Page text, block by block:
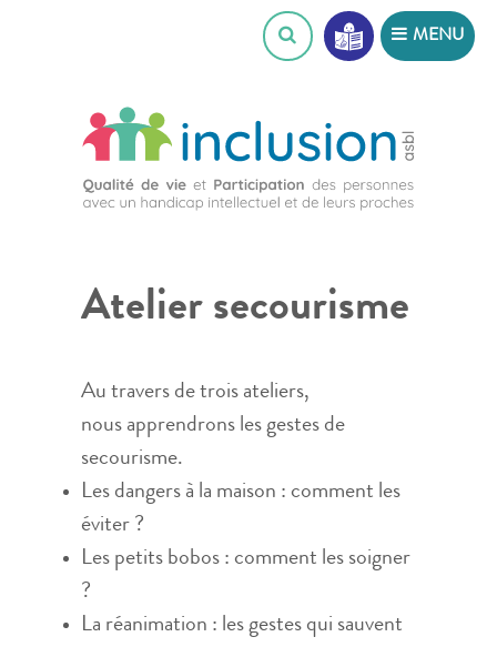
MENU
Atelier secourisme
Au travers de trois ateliers,
nous apprendrons les gestes de
secourisme.
Les dangers à la maison : comment les
éviter ?
Les petits bobos : comment les soigner
?
La réanimation : les gestes qui sauvent